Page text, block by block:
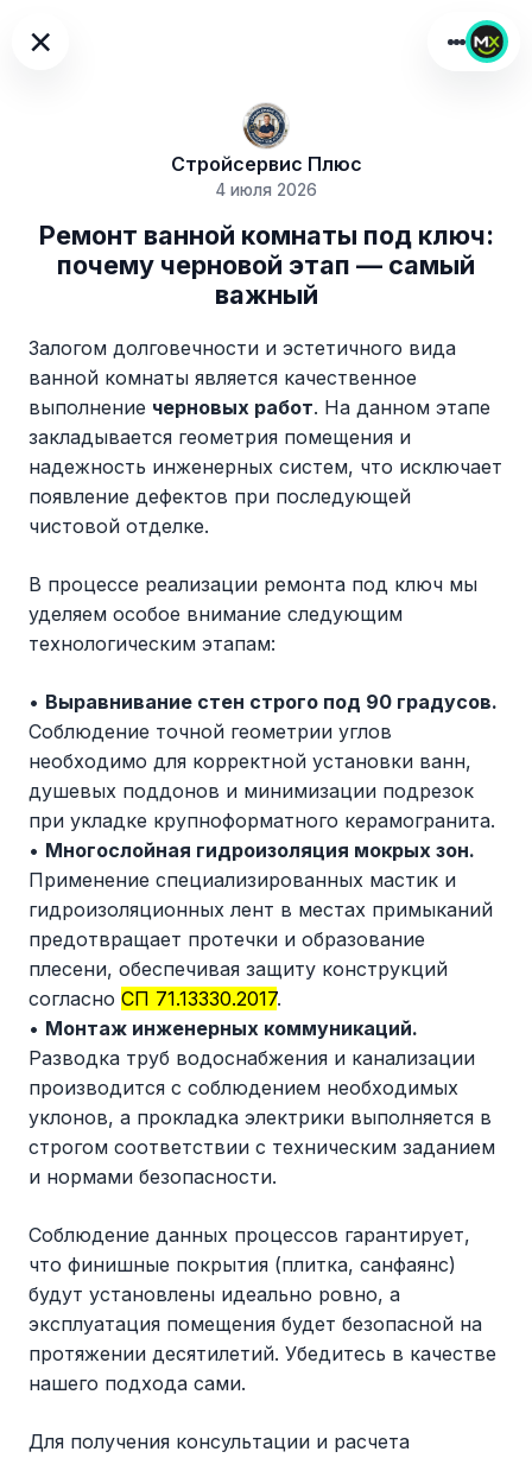
×
Стройсервис Плюс
4 июля 2026
Ремонт ванной комнаты под ключ:
почему черновой этап — самый
важный
Залогом долговечности и эстетичного вида
ванной комнаты является качественное
выполнение черновых работ. На данном этапе
закладывается геометрия помещения и
надежность инженерных систем, что исключает
появление дефектов при последующей
чистовой отделке.
В процессе реализации ремонта под ключ мы
уделяем особое внимание следующим
технологическим этапам:
• Выравнивание стен строго под 90 градусов.
Соблюдение точной геометрии углов
необходимо для корректной установки ванн,
душевых поддонов и минимизации подрезок
при укладке крупноформатного керамогранита.
• Многослойная гидроизоляция мокрых зон.
Применение специализированных мастик и
гидроизоляционных лент в местах примыканий
предотвращает протечки и образование
плесени, обеспечивая защиту конструкций
согласно СП 71.13330.2017.
• Монтаж инженерных коммуникаций.
Разводка труб водоснабжения и канализации
производится с соблюдением необходимых
уклонов, а прокладка электрики выполняется в
строгом соответствии с техническим заданием
и нормами безопасности.
Соблюдение данных процессов гарантирует,
что финишные покрытия (плитка, санфаянс)
будут установлены идеально ровно, а
эксплуатация помещения будет безопасной на
протяжении десятилетий. Убедитесь в качестве
нашего подхода сами.
Для получения консультации и расчета